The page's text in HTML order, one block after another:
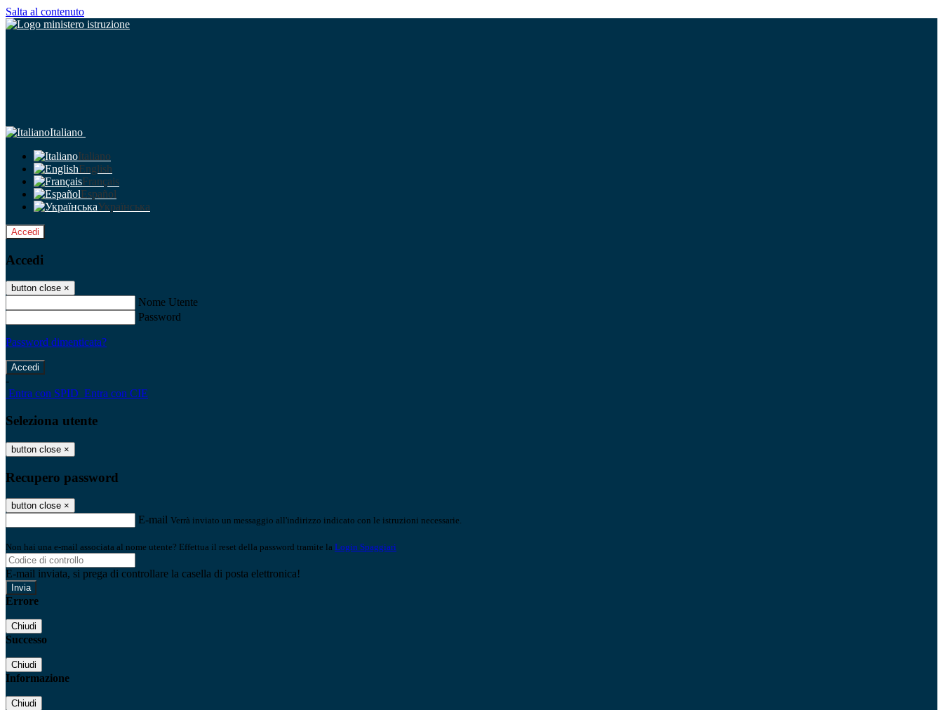
Salta al contenuto
Italiano
Italiano
English
Français
Español
Українська
Accedi
Accedi
button close ×
Nome Utente
Password
Password dimenticata?
-
Entra con SPID Entra con CIE
Seleziona utente
button close ×
Recupero password
button close ×
E-mail Verrà inviato un messaggio all'indirizzo indicato con le istruzioni necessarie.
Non hai una e-mail associata al nome utente? Effettua il reset della password tramite la Login Spaggiari
E-mail inviata, si prega di controllare la casella di posta elettronica!
Errore
Chiudi
Successo
Chiudi
Informazione
Chiudi